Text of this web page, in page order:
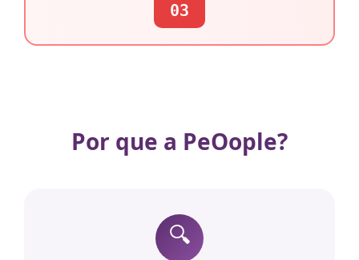
03
Por que a PeOople?
🔍